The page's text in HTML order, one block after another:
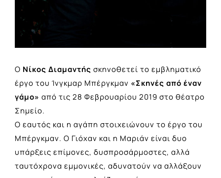
Ο Νίκος Διαμαντής σκηνοθετεί το εμβληματικό
έργο του Ίνγκμαρ Μπέργκμαν «Σκηνές από έναν
γάμο» από τις 28 Φεβρουαρίου 2019 στο θέατρο
Σημείο.
Ο εαυτός και η αγάπη στοιχειώνουν το έργο του
Μπέργκμαν. Ο Γιόχαν και η Μαριάν είναι δυο
υπάρξεις επίμονες, δυσπροσάρμοστες, αλλά
ταυτόχρονα εμμονικές, αδυνατούν να αλλάξουν